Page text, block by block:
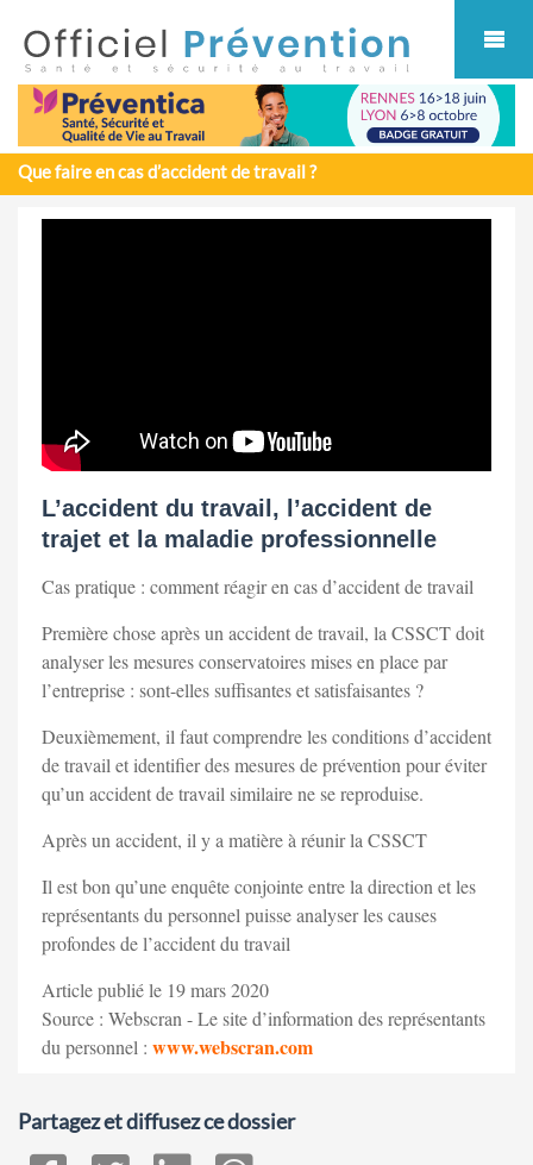
Que faire en cas d’accident de travail ?
L’accident du travail, l’accident de
trajet et la maladie professionnelle
Cas pratique : comment réagir en cas d’accident de travail
Première chose après un accident de travail, la CSSCT doit
analyser les mesures conservatoires mises en place par
l’entreprise : sont-elles suffisantes et satisfaisantes ?
Deuxièmement, il faut comprendre les conditions d’accident
de travail et identifier des mesures de prévention pour éviter
qu’un accident de travail similaire ne se reproduise.
Après un accident, il y a matière à réunir la CSSCT
Il est bon qu’une enquête conjointe entre la direction et les
représentants du personnel puisse analyser les causes
profondes de l’accident du travail
Article publié le 19 mars 2020
Source : Webscran - Le site d’information des représentants
du personnel : www.webscran.com
Partagez et diffusez ce dossier